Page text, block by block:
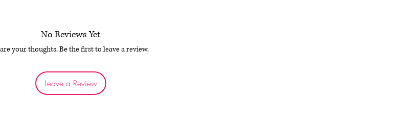
No Reviews Yet
your thoughts. Be the first to leave a review.
Leave a Review